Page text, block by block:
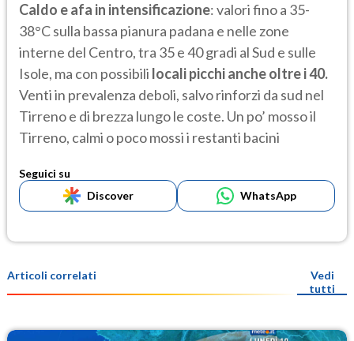
Caldo e afa in intensificazione: valori fino a 35-
38°C sulla bassa pianura padana e nelle zone
interne del Centro, tra 35 e 40 gradi al Sud e sulle
Isole, ma con possibili locali picchi anche oltre i 40.
Venti in prevalenza deboli, salvo rinforzi da sud nel
Tirreno e di brezza lungo le coste. Un po’ mosso il
Tirreno, calmi o poco mossi i restanti bacini
Seguici su
Discover
WhatsApp
Articoli correlati
Vedi
tutti